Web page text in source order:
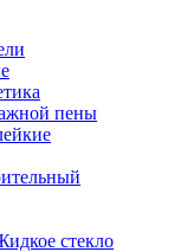
пены
стекло